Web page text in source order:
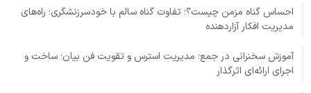
احساس گناه مزمن چیست؟؛ تفاوت گناه سالم با خودسرزنشگری؛ راه‌های
مدیریت افکار آزاردهنده
آموزش سخنرانی در جمع؛ مدیریت استرس و تقویت فن بیان؛ ساخت و
اجرای ارائه‌ای اثرگذار